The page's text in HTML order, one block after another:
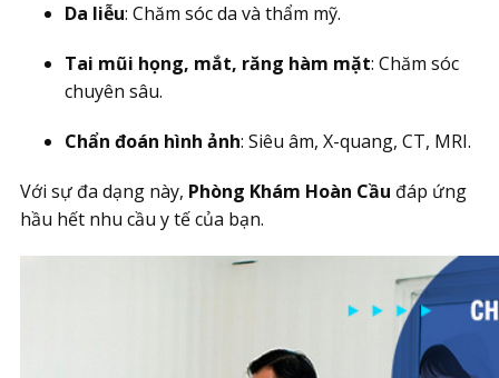
Da liễu: Chăm sóc da và thẩm mỹ.
Tai mũi họng, mắt, răng hàm mặt: Chăm sóc
chuyên sâu.
Chẩn đoán hình ảnh: Siêu âm, X-quang, CT, MRI.
Với sự đa dạng này, Phòng Khám Hoàn Cầu đáp ứng
hầu hết nhu cầu y tế của bạn.